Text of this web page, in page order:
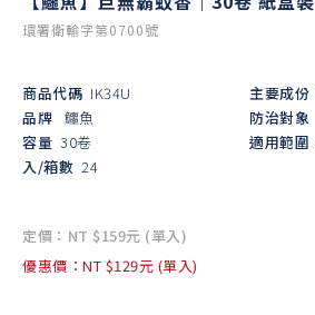
環署衛輸字第0700號
商品代碼 IK34U
品牌 鱷魚
容量 30卷
入/箱數 24
主要成份
防治對象
適用範圍
定價：NT $159元 (單入)
優惠價：NT $129元 (單入)